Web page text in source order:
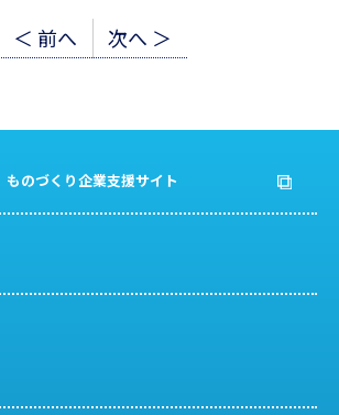
＜ 前へ 次へ ＞
ものづくり企業支援サイト